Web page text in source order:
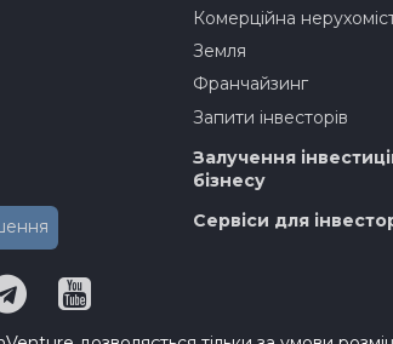
Комерційна
Земля
Франчайзинг
Запити інвесторів
Залучення
бізнесу
Сервіси для